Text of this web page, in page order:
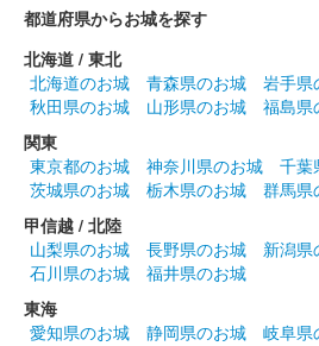
沼田城跡 御城印
販売終了
沼田城跡 御城印 旧暦（
販売終了
沼田城跡 御城印
都道府県からお城を探す
北海道 / 東北
北海道のお城
青森県のお城 岩手県
秋田県のお城
山形県のお城
福島県
関東
東京都のお城
神奈川県のお城 千葉
茨城県のお城
栃木県のお城
群馬県
甲信越 / 北陸
山梨県のお城
長野県のお城 新潟県
石川県のお城
福井県のお城
東海
愛知県のお城
静岡県のお城 岐阜県